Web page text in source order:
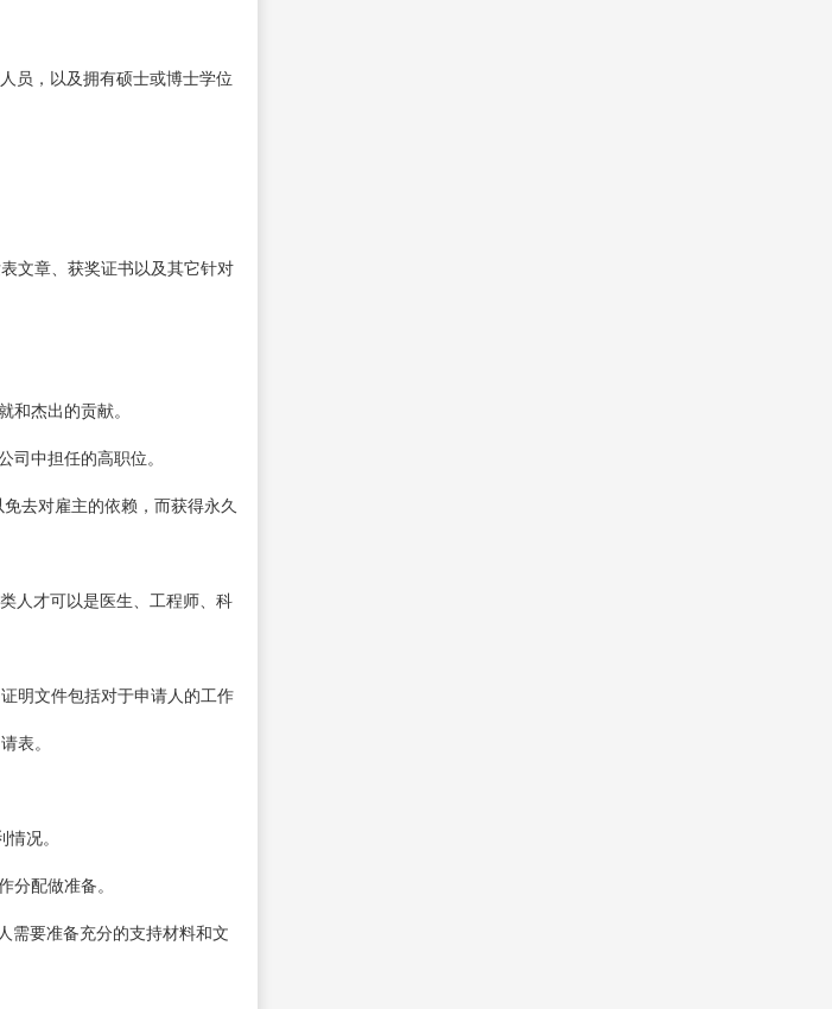
员，以及拥有硕士或博士学位
文章、获奖证书以及其它针对
杰出的贡献。
中担任的高职位。
去对雇主的依赖，而获得永久
人才可以是医生、工程师、科
明文件包括对于申请人的工作
表。
况。
配做准备。
需要准备充分的支持材料和文